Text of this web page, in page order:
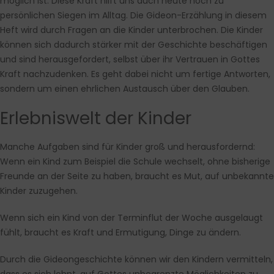
persönlichen Siegen im Alltag. Die Gideon-Erzählung in diesem
Heft wird durch Fragen an die Kinder unterbrochen. Die Kinder
können sich dadurch stärker mit der Geschichte beschäftigen
und sind herausgefordert, selbst über ihr Vertrauen in Gottes
Kraft nachzudenken. Es geht dabei nicht um fertige Antworten,
sondern um einen ehrlichen Austausch über den Glauben.
Erlebniswelt der Kinder
Manche Aufgaben sind für Kinder groß und herausfordernd:
Wenn ein Kind zum Beispiel die Schule wechselt, ohne bisherige
Freunde an der Seite zu haben, braucht es Mut, auf unbekannte
Kinder zuzugehen.
Wenn sich ein Kind von der Terminflut der Woche ausgelaugt
fühlt, braucht es Kraft und Ermutigung, Dinge zu ändern.
Durch die Gideongeschichte können wir den Kindern vermitteln,